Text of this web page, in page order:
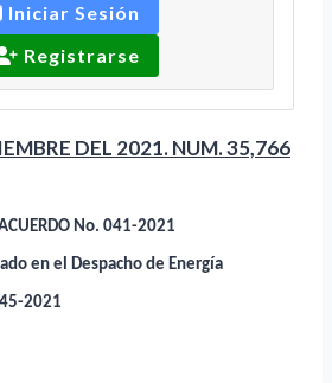
Iniciar Sesión
Registrarse
DEL 2021. NUM. 35,766
No. 041-2021
en el Despacho de Energía
2021